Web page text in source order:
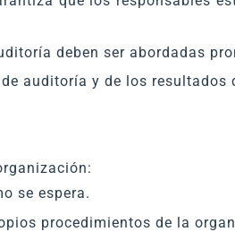
deben ser abordadas
auditoría y de los resultados
se espera.
procedimientos de la